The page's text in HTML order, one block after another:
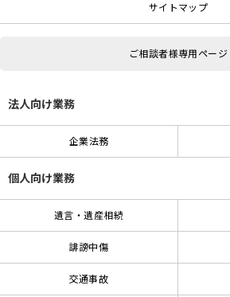
サイトマップ
ご相談者様専用ページ
法人向け業務
企業法務
個人向け業務
遺言・遺産相続
誹謗中傷
交通事故